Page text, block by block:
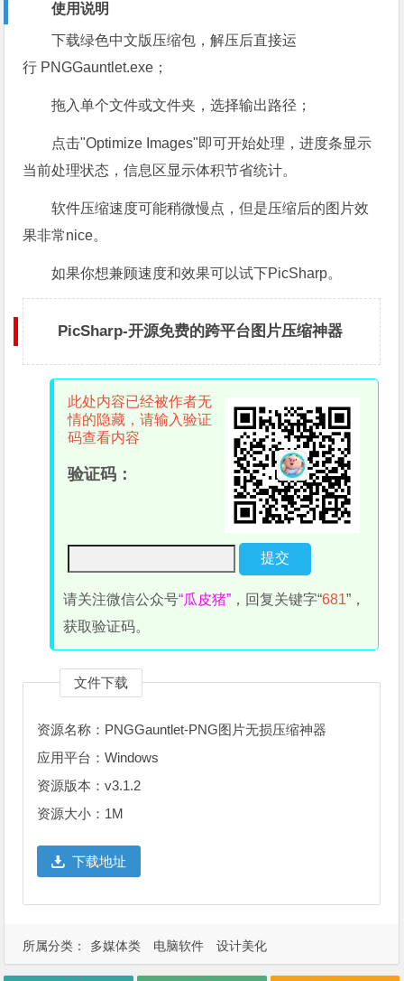
使用说明
下载绿色中文版压缩包，解压后直接运
行 PNGGauntlet.exe；
拖入单个文件或文件夹，选择输出路径；
点击"Optimize Images"即可开始处理，进度条显示
当前处理状态，信息区显示体积节省统计。
软件压缩速度可能稍微慢点，但是压缩后的图片效
果非常nice。
如果你想兼顾速度和效果可以试下PicSharp。
PicSharp-开源免费的跨平台图片压缩神器
此处内容已经被作者无
情的隐藏，请输入验证
码查看内容
验证码：
请关注微信公众号“瓜皮猪” ，回复关键字“681”，
获取验证码。
文件下载
资源名称：PNGGauntlet-PNG图片无损压缩神器
应用平台：Windows
资源版本：v3.1.2
资源大小：1M
下载地址
所属分类： 多媒体类 电脑软件 设计美化